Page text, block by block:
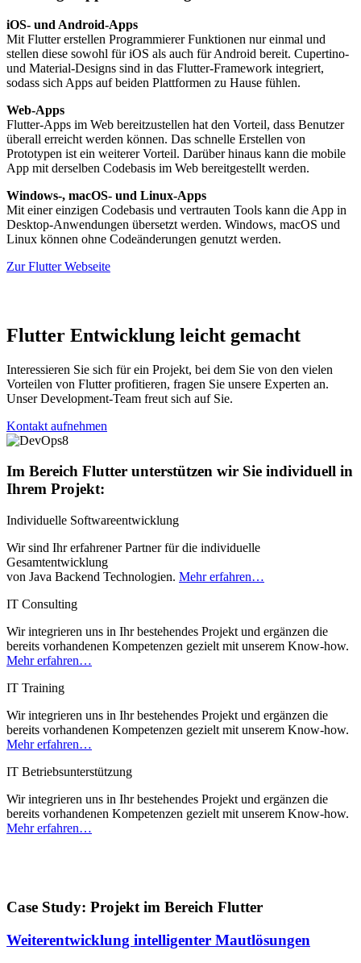
iOS- und Android-Apps
Mit Flutter erstellen Programmierer Funktionen nur einmal und
stellen diese sowohl für iOS als auch für Android bereit. Cupertino-
und Material-Designs sind in das Flutter-Framework integriert,
sodass sich Apps auf beiden Plattformen zu Hause fühlen.
Web-Apps
Flutter-Apps im Web bereitzustellen hat den Vorteil, dass Benutzer
überall erreicht werden können. Das schnelle Erstellen von
Prototypen ist ein weiterer Vorteil. Darüber hinaus kann die mobile
App mit derselben Codebasis im Web bereitgestellt werden.
Windows-, macOS- und Linux-Apps
Mit einer einzigen Codebasis und vertrauten Tools kann die App in
Desktop-Anwendungen übersetzt werden. Windows, macOS und
Linux können ohne Codeänderungen genutzt werden.
Zur Flutter Webseite
Flutter Entwicklung leicht gemacht
Interessieren Sie sich für ein Projekt, bei dem Sie von den vielen
Vorteilen von Flutter profitieren, fragen Sie unsere Experten an.
Unser Development-Team freut sich auf Sie.
Kontakt aufnehmen
Im Bereich Flutter unterstützen wir Sie individuell in
Ihrem Projekt:
Individuelle Softwareentwicklung
Wir sind Ihr erfahrener Partner für die individuelle
Gesamtentwicklung
von Java Backend Technologien. Mehr erfahren…
IT Consulting
Wir integrieren uns in Ihr bestehendes Projekt und ergänzen die
bereits vorhandenen Kompetenzen gezielt mit unserem Know-how.
Mehr erfahren…
IT Training
Wir integrieren uns in Ihr bestehendes Projekt und ergänzen die
bereits vorhandenen Kompetenzen gezielt mit unserem Know-how.
Mehr erfahren…
IT Betriebsunterstützung
Wir integrieren uns in Ihr bestehendes Projekt und ergänzen die
bereits vorhandenen Kompetenzen gezielt mit unserem Know-how.
Mehr erfahren…
Case Study: Projekt im Bereich Flutter
Weiterentwicklung intelligenter Mautlösungen